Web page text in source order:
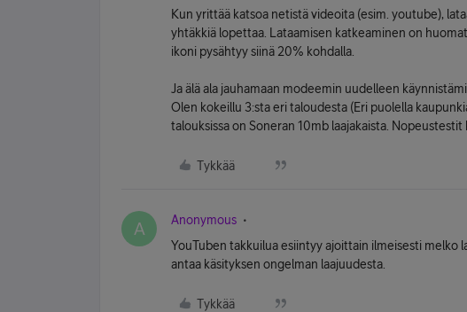
Kun yrittää katsoa netistä videoita (esim. youtube),
yhtäkkiä lopettaa. Lataamisen katkeaminen on
ikoni pysähtyy siinä 20% kohdalla.
Ja älä ala jauhamaan modeemin uudelleen
Olen kokeillu 3:sta eri taloudesta (Eri puolella
talouksissa on Soneran 10mb laajakaista.
Tykkää
A Anonymous
YouTuben takkuilua esiintyy ajoittain ilmeisesti melko
antaa käsityksen ongelman laajuudesta.
Tykkää